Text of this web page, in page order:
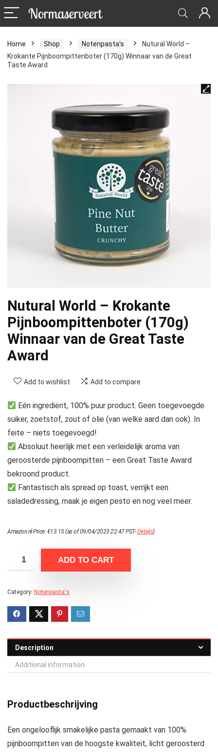
Home Shop Notenpasta's
Nutural World –
Krokante Pijnboompittenboter (170g) Winnaar van de Great
Taste Award
Nutural World – Krokante
Pijnboompittenboter (170g)
Winnaar van de Great Taste
Award
Add to wishlist Add to compare
Eén ingrediënt, 100% puur product. Geen toegevoegde
suiker, zoetstof, zout of olie (van welke aard dan ook). In
feite – niets toegevoegd!
Absoluut heerlijk met een verleidelijk aroma van
geroosterde pijnboompitten – een Great Taste Award
bekroond product.
Fantastisch als spread op toast, verrijkt een
saladedressing, maak je eigen pesto en nog veel meer.
Amazon.nl Price:€13.15(as of 09/04/2023 22:47 PST-Details)
ADD TO CART
Category: Notenpasta's
Description
Additional information
Productbeschrijving
Een ongelooflijk smakelijke pasta gemaakt van 100%
pijnboompitten van de hoogste kwaliteit, licht geroosterd